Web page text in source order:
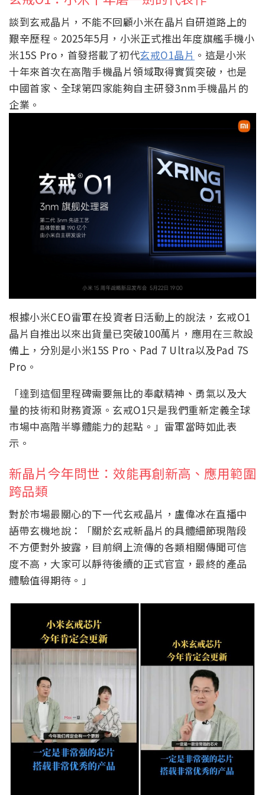
談到玄戒晶片，不能不回顧小米在晶片自研道路上的
艱辛歷程。2025年5月，小米正式推出年度旗艦手機小
米15S Pro，首發搭載了初代玄戒O1晶片 。這是小米
十年來首次在高階手機晶片領域取得實質突破，也是
中國首家、全球第四家能夠自主研發3nm手機晶片的
企業。
根據小米CEO雷軍在投資者日活動上的說法，玄戒O1
晶片自推出以來出貨量已突破100萬片，應用在三款設
備上，分別是小米15S Pro、Pad 7 Ultra以及Pad 7S
Pro。
「達到這個里程碑需要無比的奉獻精神、勇氣以及大
量的技術和財務資源。玄戒O1只是我們重新定義全球
市場中高階半導體能力的起點。」雷軍當時如此表
示。
新晶片今年問世：效能再創新高、應用範圍
跨品類
對於市場最關心的下一代玄戒晶片，盧偉冰在直播中
語帶玄機地說：「關於玄戒新晶片的具體細節現階段
不方便對外披露，目前網上流傳的各類相關傳聞可信
度不高，大家可以靜待後續的正式官宣，最終的產品
體驗值得期待。」